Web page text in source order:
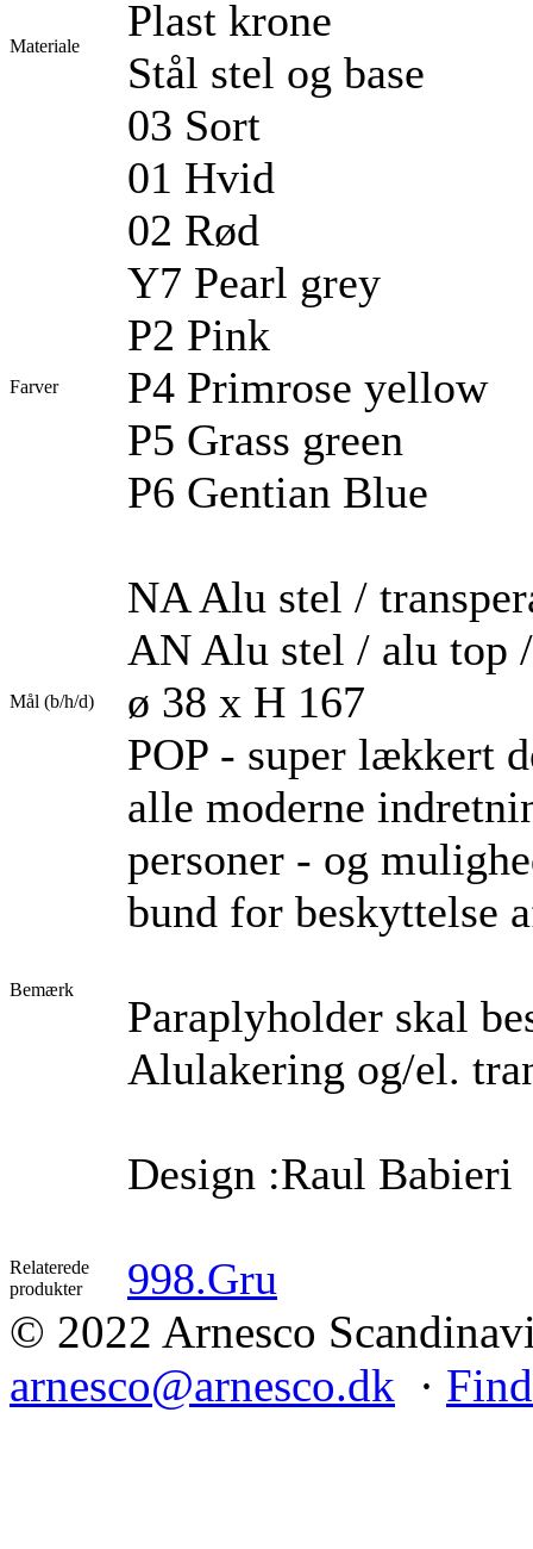
Materiale
Plast krone
Stål stel og base
Farver
03 Sort
01 Hvid
02 Rød
Y7 Pearl grey
P2 Pink
P4 Primrose yellow
P5 Grass green
P6 Gentian Blue
NA Alu stel /
AN Alu stel / alu top
Mål (b/h/d) ø 38 x H 167
Bemærk
POP - super lækkert
alle moderne
personer - og
bund for beskyttelse
Paraplyholder skal
Alulakering og/el.
Design :Raul Babieri
Relaterede
produkter
998.Gru
© 2022 Arnesco
arnesco@arnesco.dk ·